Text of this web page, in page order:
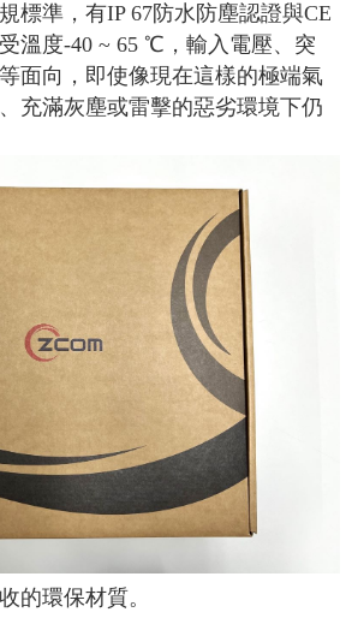
標準，有IP 67防水防塵認證與CE
溫度-40 ~ 65 ℃，輸入電壓、突
面向，即使像現在這樣的極端氣
充滿灰塵或雷擊的惡劣環境下仍
的環保材質。